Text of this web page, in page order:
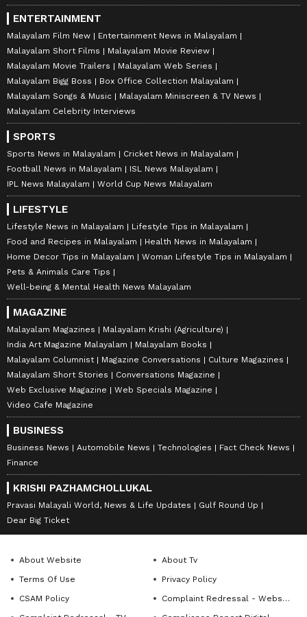
ENTERTAINMENT
Malayalam Film New
Entertainment News in Malayalam
Malayalam Short Films
Malayalam Movie Review
Malayalam Movie Trailers
Malayalam Web Series
Malayalam Bigg Boss
Box Office Collection Malayalam
Malayalam Songs & Music
Malayalam Miniscreen & TV News
Malayalam Celebrity Interviews
SPORTS
Sports News in Malayalam
Cricket News in Malayalam
Football News in Malayalam
ISL News Malayalam
IPL News Malayalam
World Cup News Malayalam
LIFESTYLE
Lifestyle News in Malayalam
Lifestyle Tips in Malayalam
Food and Recipes in Malayalam
Health News in Malayalam
Home Decor Tips in Malayalam
Woman Lifestyle Tips in Malayalam
Pets & Animals Care Tips
Well-being & Mental Health News Malayalam
MAGAZINE
Malayalam Magazines
Malayalam Krishi (Agriculture)
India Art Magazine Malayalam
Malayalam Books
Malayalam Columnist
Magazine Conversations
Culture Magazines
Malayalam Short Stories
Conversations Magazine
Web Exclusive Magazine
Web Specials Magazine
Video Cafe Magazine
BUSINESS
Business News Automobile News Technologies
Fact Check News
Finance
KRISHI PAZHAMCHOLLUKAL
Pravasi Malayali World, News & Life Updates
Gulf Round Up
Dear Big Ticket
About Website
About Tv
Terms Of Use
Privacy Policy
CSAM Policy
Complaint Redressal - Website